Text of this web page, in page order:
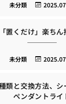
未分類
置くだけ」楽ち
未分類
類と交換方法、シ
ペンダントライ